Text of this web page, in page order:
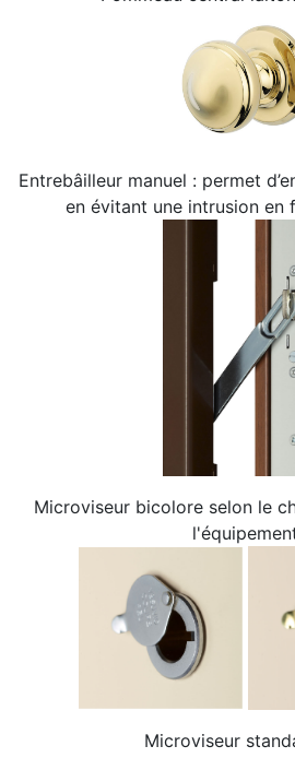
Entrebâilleur manuel : permet
en évitant une intrusion en
Microviseur bicolore selon le
Microviseur